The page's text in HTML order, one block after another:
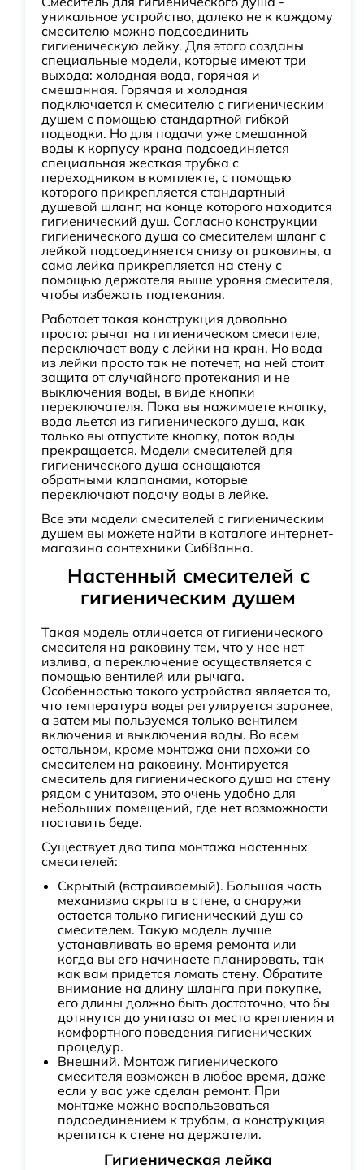
уникальное устройство, далеко не к каждому
смесителю можно подсоединить
гигиеническую лейку. Для этого созданы
специальные модели, которые имеют три
выхода: холодная вода, горячая и
смешанная. Горячая и холодная
подключается к смесителю с гигиеническим
душем с помощью стандартной гибкой
подводки. Но для подачи уже смешанной
воды к корпусу крана подсоединяется
специальная жесткая трубка с
переходником в комплекте, с помощью
которого прикрепляется стандартный
душевой шланг, на конце которого находится
гигиенический душ. Согласно конструкции
гигиенического душа со смесителем шланг с
лейкой подсоединяется снизу от раковины, а
сама лейка прикрепляется на стену с
помощью держателя выше уровня смесителя,
чтобы избежать подтекания.
Работает такая конструкция довольно
просто: рычаг на гигиеническом смесителе,
переключает воду с лейки на кран. Но вода
из лейки просто так не потечет, на ней стоит
защита от случайного протекания и не
выключения воды, в виде кнопки
переключателя. Пока вы нажимаете кнопку,
вода льется из гигиенического душа, как
только вы отпустите кнопку, поток воды
прекращается. Модели смесителей для
гигиенического душа оснащаются
обратными клапанами, которые
переключают подачу воды в лейке.
Все эти модели смесителей с гигиеническим
душем вы можете найти в каталоге интернет-
магазина сантехники СибВанна.
Настенный смесителей с
гигиеническим душем
Такая модель отличается от гигиенического
смесителя на раковину тем, что у нее нет
излива, а переключение осуществляется с
помощью вентилей или рычага.
Особенностью такого устройства является то,
что температура воды регулируется заранее,
а затем мы пользуемся только вентилем
включения и выключения воды. Во всем
остальном, кроме монтажа они похожи со
смесителем на раковину. Монтируется
смеситель для гигиенического душа на стену
рядом с унитазом, это очень удобно для
небольших помещений, где нет возможности
поставить беде.
Существует два типа монтажа настенных
смесителей:
Скрытый (встраиваемый). Большая часть
механизма скрыта в стене, а снаружи
остается только гигиенический душ со
смесителем. Такую модель лучше
устанавливать во время ремонта или
когда вы его начинаете планировать, так
как вам придется ломать стену. Обратите
внимание на длину шланга при покупке,
его длины должно быть достаточно, что бы
дотянутся до унитаза от места крепления и
комфортного поведения гигиенических
процедур.
Внешний. Монтаж гигиенического
смесителя возможен в любое время, даже
если у вас уже сделан ремонт. При
монтаже можно воспользоваться
подсоединением к трубам, а конструкция
крепится к стене на держатели.
Гигиеническая лейка